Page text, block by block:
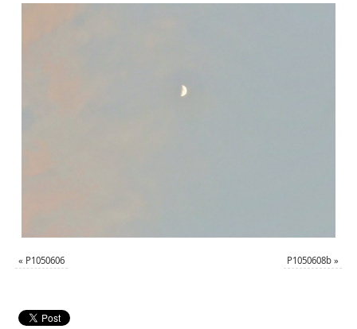
« P1050606 P1050608b »